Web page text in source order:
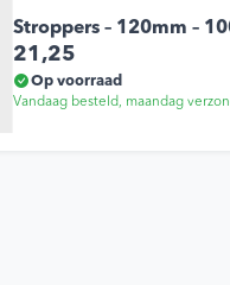
Stroppers – 120mm –
21,25
Op voorraad
Vandaag besteld, maandag